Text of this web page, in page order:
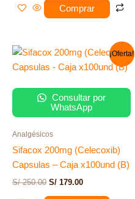
Comprar
¡Oferta!
Consultar por
WhatsApp
Analgésicos
Sifacox 200mg (Celecoxib)
Capsulas – Caja x100und (B)
S/250.00
El
original
S/ 179.00
El
precio
actual